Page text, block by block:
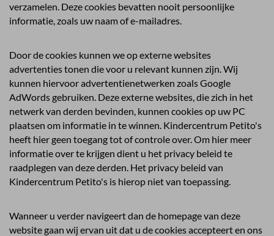
verzamelen. Deze cookies bevatten nooit persoonlijke
informatie, zoals uw naam of e-mailadres.
Door de cookies kunnen we op externe websites
advertenties tonen die voor u relevant kunnen zijn. Wij
kunnen hiervoor advertentienetwerken zoals Google
AdWords gebruiken. Deze externe websites, die zich in het
netwerk van derden bevinden, kunnen cookies op uw PC
plaatsen om informatie in te winnen. Kindercentrum Petito's
heeft hier geen toegang tot of controle over. Om hier meer
informatie over te krijgen dient u het privacy beleid te
raadplegen van deze derden. Het privacy beleid van
Kindercentrum Petito's is hierop niet van toepassing.
Wanneer u verder navigeert dan de homepage van deze
website gaan wij ervan uit dat u de cookies accepteert en ons